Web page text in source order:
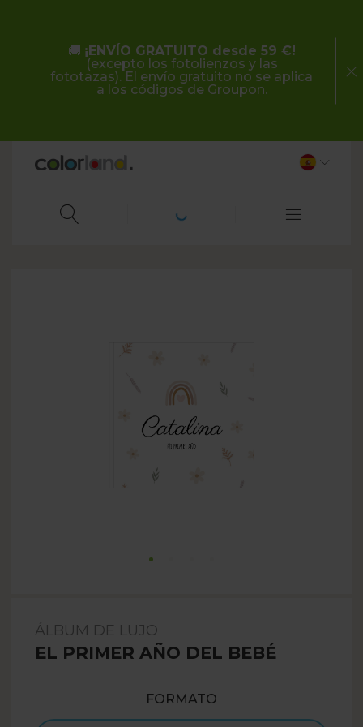
🚚 ¡ENVÍO GRATUITO desde 59 €!
(excepto los fotolienzos y las
fototazas). El envío gratuito no se aplica
a los códigos de Groupon.
ÁLBUM DE LUJO
EL PRIMER AÑO DEL BEBÉ
FORMATO